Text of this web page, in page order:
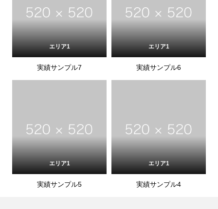
エリア1
実績サンプル7
エリア1
実績サンプル6
エリア1
実績サンプル5
エリア1
実績サンプル4